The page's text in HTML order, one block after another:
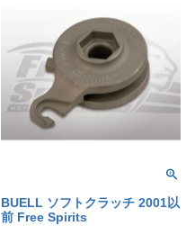
ーカラー：Black、アジャスターカラ
ー：Black；LEV-C120-1-BLK-BKL
BUELL ソフトクラッチ 2001以
前 Free Spirits